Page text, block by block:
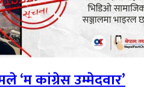
‘म कांग्रेस उम्मेदवार’